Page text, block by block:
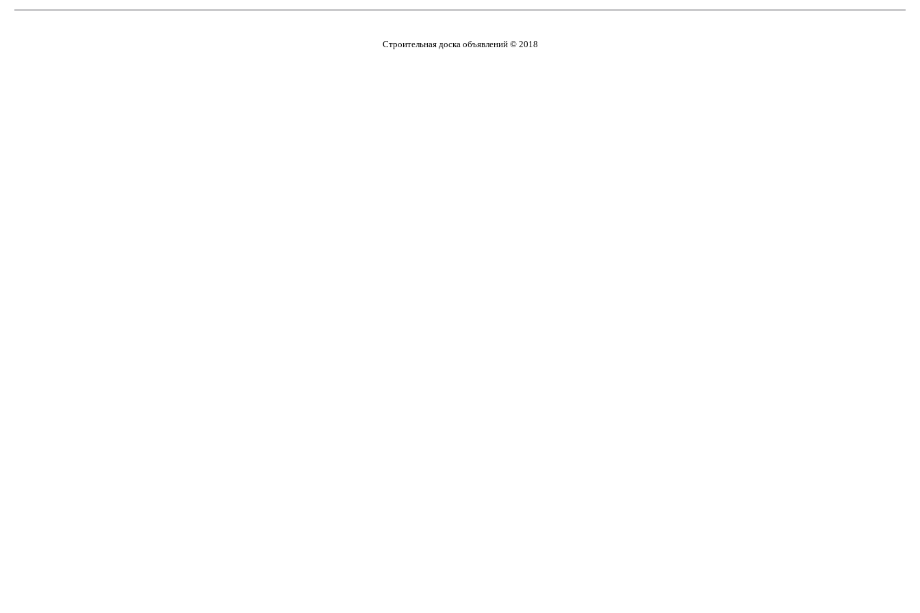
Cтроительная доска объявлений © 2018